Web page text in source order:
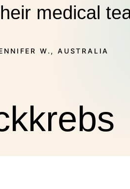
medical
W., AUSTRALIA